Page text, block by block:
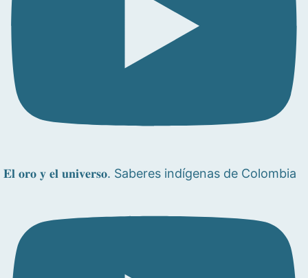
𝐄𝐥 𝐨𝐫𝐨 𝐲 𝐞𝐥 𝐮𝐧𝐢𝐯𝐞𝐫𝐬𝐨. Saberes indígenas de Colombia